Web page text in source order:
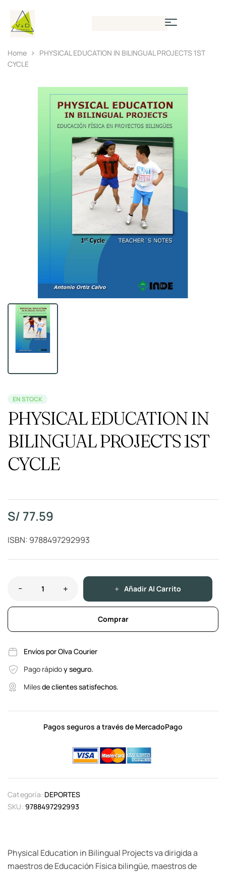
Home
PHYSICAL EDUCATION IN BILINGUAL PROJECTS 1ST
CYCLE
EN STOCK
PHYSICAL EDUCATION IN
BILINGUAL PROJECTS 1ST
CYCLE
S/ 77.59
ISBN: 9788497292993
Añadir Al Carrito
Comprar
Envíos por Olva Courier
Pago rápidoy seguro.
Milesde clientes satisfechos.
Pagos seguros a través de MercadoPago
Categoría: DEPORTES
SKU: 9788497292993
Physical Education in Bilingual Projects va dirigida a
maestros de Educación Física bilingüe, maestros de